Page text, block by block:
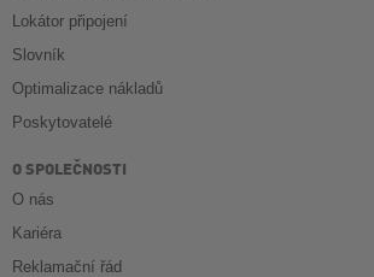
Lokátor připojení
Slovník
Optimalizace nákladů
Poskytovatelé
O SPOLEČNOSTI
O nás
Kariéra
Reklamační řád